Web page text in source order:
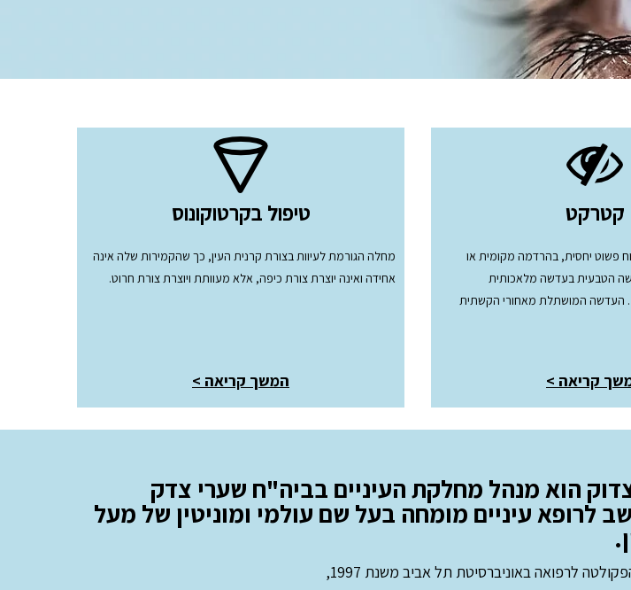
קטרקט
פשוט יחסית, בהרדמה מקומית או
הטבעית בעדשה מלאכותית
העדשה המושתלת מאחורי הקשתית
קריאה >
טיפול בקרטוקונוס
מחלה הגורמת לעיוות בצורת קרנית העין, כך שהקמירות שלה אינה
אחידה ואינה יוצרת צורת כיפה, אלא מעוותת ויוצרת צורת חרוט.
המשך קריאה >
הוא מנהל מחלקת העיניים בביה"ח שערי צדק
לרופא עיניים מומחה בעל שם עולמי ומוניטין של מעל
לרפואה באוניברסיטת תל אביב משנת 1997,